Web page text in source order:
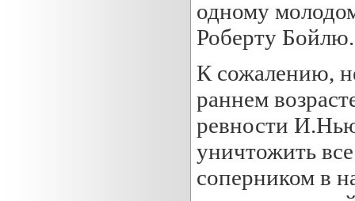
одному
Роберту Бойлю.
К сожалению,
раннем
ревности
уничтожить
соперником в